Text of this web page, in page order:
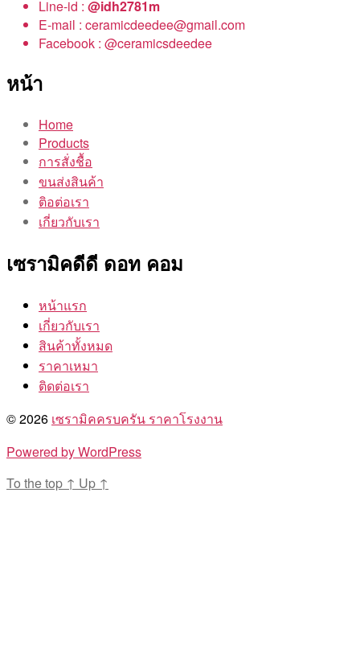
Line-id : @idh2781m
E-mail : ceramicdeedee@gmail.com
Facebook : @ceramicsdeedee
หน้า
Home
Products
การสั่งชื้อ
ขนส่งสินค้า
ติอต่อเรา
เกี่ยวกับเรา
เซรามิคดีดี ดอท คอม
หน้าแรก
เกี่ยวกับเรา
สินค้าทั้งหมด
ราคาเหมา
ติดต่อเรา
© 2026 เซรามิคครบครัน ราคาโรงงาน
Powered by WordPress
To the top ↑ Up ↑